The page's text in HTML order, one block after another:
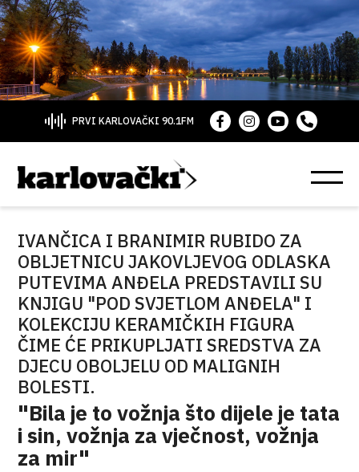
PRVI KARLOVAČKI 90.1FM
IVANČICA I BRANIMIR RUBIDO ZA
OBLJETNICU JAKOVLJEVOG ODLASKA
PUTEVIMA ANĐELA PREDSTAVILI SU
KNJIGU "POD SVJETLOM ANĐELA" I
KOLEKCIJU KERAMIČKIH FIGURA
ČIME ĆE PRIKUPLJATI SREDSTVA ZA
DJECU OBOLJELU OD MALIGNIH
BOLESTI.
"Bila je to vožnja što dijele je tata
i sin, vožnja za vječnost, vožnja
za mir"